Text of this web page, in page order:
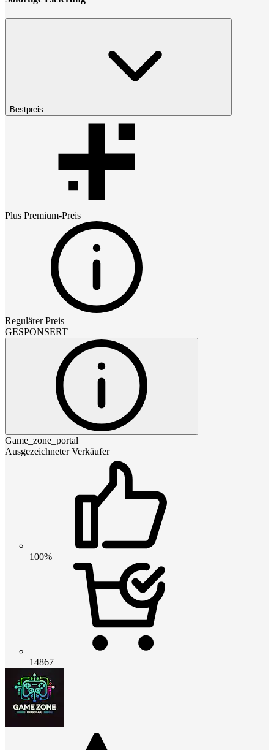
Bestpreis
Plus Premium-Preis
Regulärer Preis
GESPONSERT
Game_zone_portal
Ausgezeichneter Verkäufer
100%
14867